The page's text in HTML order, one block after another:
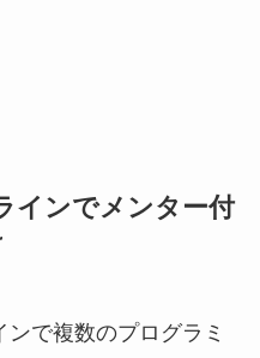
インでメンター付
で複数のプログラミ